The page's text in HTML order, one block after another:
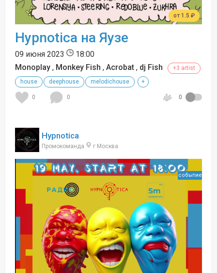
от 1.5 ₽
Hypnotica на Яузе
09 июня 2023
18:00
Monoplay , Monkey Fish , Acrobat , dj Fish
+3 artist
house
deephouse melodichouse +
0 0 0
Hypnotica
Промокоманда г Москва
событие